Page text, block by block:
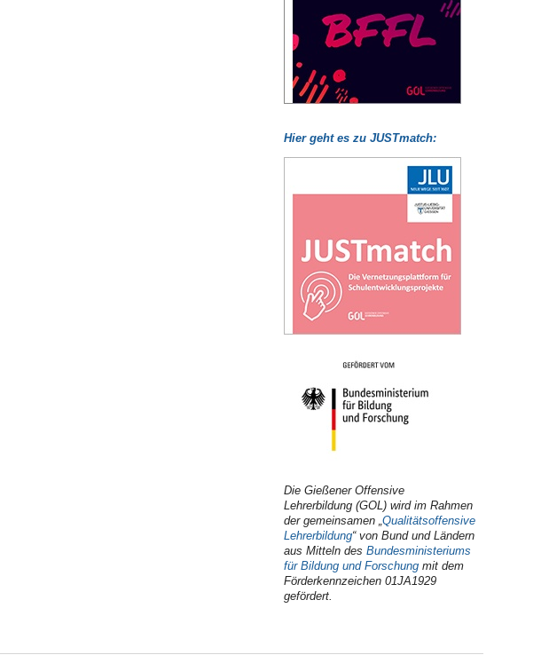
Hier geht es zu JUSTmatch:
Die Gießener Offensive
Lehrerbildung (GOL) wird im Rahmen
der gemeinsamen „Qualitätsoffensive
Lehrerbildung“ von Bund und Ländern
aus Mitteln des Bundesministeriums
für Bildung und Forschung mit dem
Förderkennzeichen 01JA1929
gefördert.